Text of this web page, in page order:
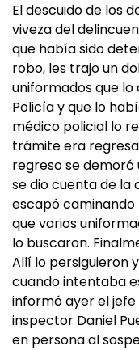
El descuido de los
viveza del
que había sido
robo, les trajo un
uniformados que
Policía y que lo
médico policial lo
trámite era
regreso se demoró
se dio cuenta de la
escapó caminando
que varios
lo buscaron.
Allí lo persiguieron
cuando intentaba
informó ayer el jefe
inspector Daniel
en persona al